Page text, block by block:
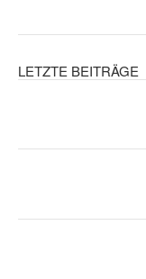
LETZTE BEITRÄGE